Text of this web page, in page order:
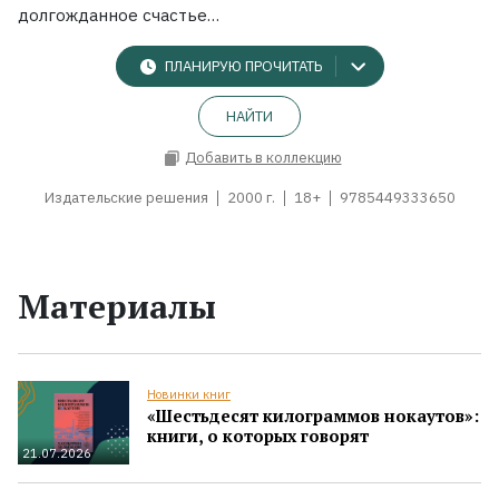
долгожданное счастье…
ПЛАНИРУЮ ПРОЧИТАТЬ
НАЙТИ
Добавить в коллекцию
Издательские решения 2000 г. 18+ 9785449333650
Материалы
21.07.2026
Новинки книг
«Шестьдесят килограммов нокаутов»:
книги, о которых говорят